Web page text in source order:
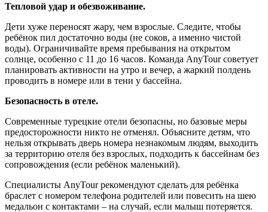
Тепловой удар и обезвоживание.
Дети хуже переносят жару, чем взрослые. Следите, чтобы
ребёнок пил достаточно воды (не соков, а именно чистой
воды). Ограничивайте время пребывания на открытом
солнце, особенно с 11 до 16 часов. Команда AnyTour советует
планировать активности на утро и вечер, а жаркий полдень
проводить в номере или в тени у бассейна.
Безопасность в отеле.
Современные турецкие отели безопасны, но базовые меры
предосторожности никто не отменял. Объясните детям, что
нельзя открывать дверь номера незнакомым людям, выходить
за территорию отеля без взрослых, подходить к бассейнам без
сопровождения (если ребёнок маленький).
Специалисты AnyTour рекомендуют сделать для ребёнка
браслет с номером телефона родителей или повесить на шею
медальон с контактами – на случай, если малыш потеряется.